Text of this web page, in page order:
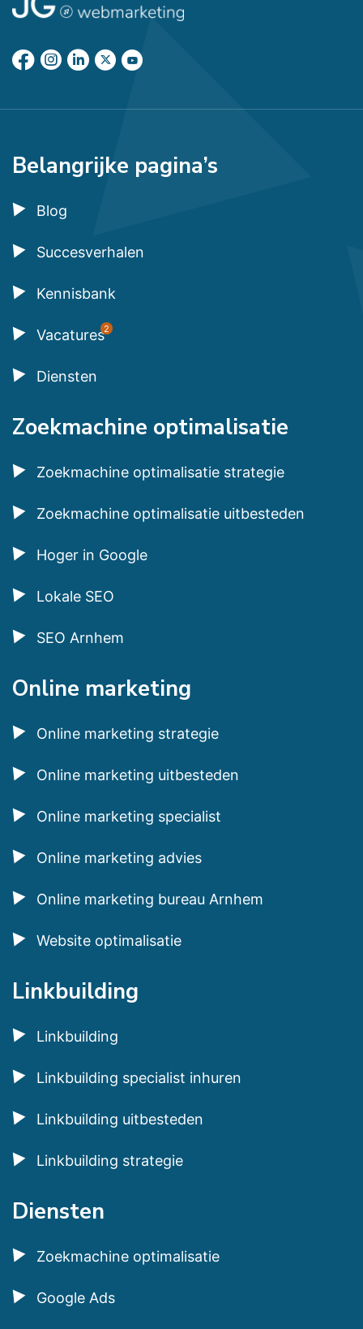
Belangrijke pagina’s
Blog
Succesverhalen
Kennisbank
Vacatures2
Diensten
Zoekmachine optimalisatie
Zoekmachine optimalisatie strategie
Zoekmachine optimalisatie uitbesteden
Hoger in Google
Lokale SEO
SEO Arnhem
Online marketing
Online marketing strategie
Online marketing uitbesteden
Online marketing specialist
Online marketing advies
Online marketing bureau Arnhem
Website optimalisatie
Linkbuilding
Linkbuilding
Linkbuilding specialist inhuren
Linkbuilding uitbesteden
Linkbuilding strategie
Diensten
Zoekmachine optimalisatie
Google Ads